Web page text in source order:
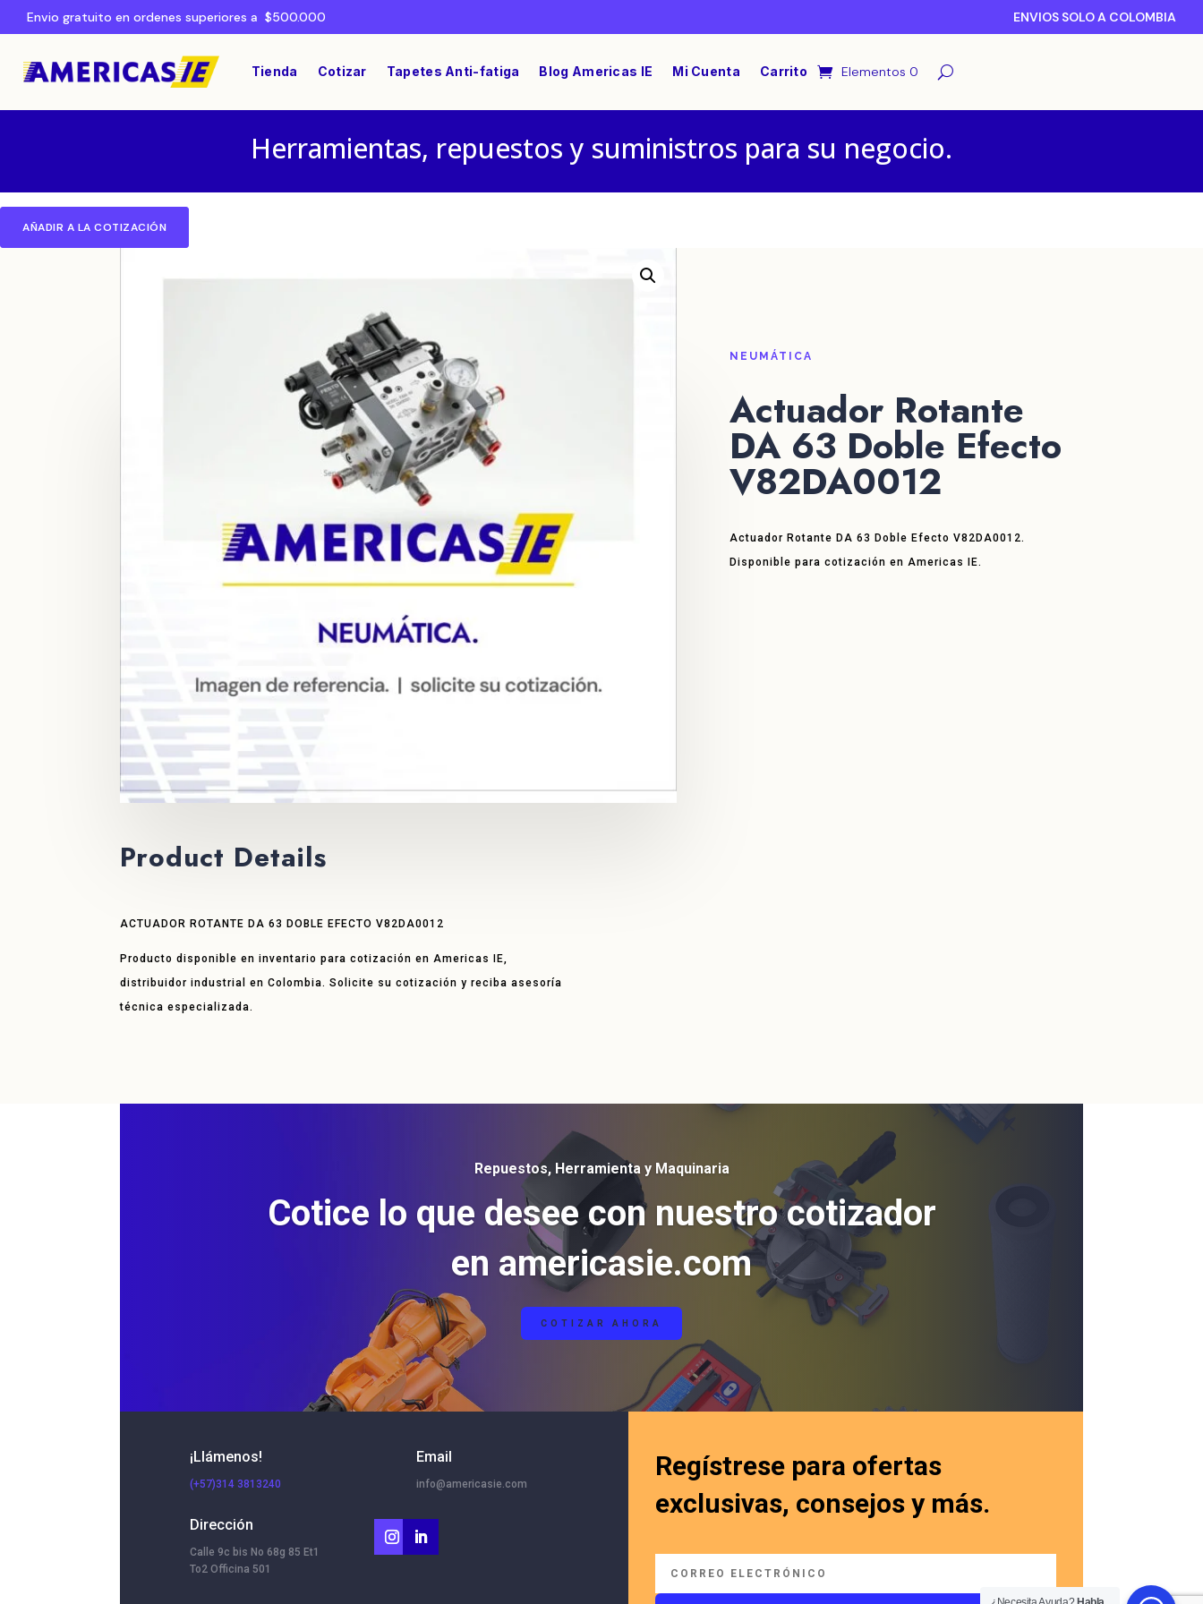
Envio gratuito en ordenes superiores a $500.000 ENVIOS SOLO A COLOMBIA
Tienda Cotizar Tapetes Anti-fatiga Blog Americas IE Mi Cuenta Carrito Elementos 0
Herramientas, repuestos y suministros para su negocio.
AÑADIR A LA COTIZACIÓN
NEUMÁTICA
Actuador Rotante
DA 63 Doble Efecto
V82DA0012
Actuador Rotante DA 63 Doble Efecto V82DA0012.
Disponible para cotización en Americas IE.
Product Details
ACTUADOR ROTANTE DA 63 DOBLE EFECTO V82DA0012
Producto disponible en inventario para cotización en Americas IE,
distribuidor industrial en Colombia. Solicite su cotización y reciba asesoría
técnica especializada.
Repuestos, Herramienta y Maquinaria
Cotice lo que desee con nuestro cotizador
en americasie.com
COTIZAR AHORA
¡Llámenos!
(+57)314 3813240
Dirección
Calle 9c bis No 68g 85 Et1
To2 Officina 501
Email
info@americasie.com
Regístrese para ofertas
exclusivas, consejos y más.